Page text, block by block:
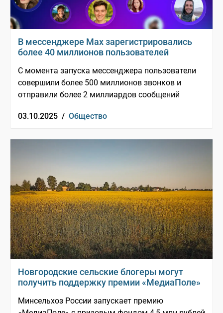
В мессенджере Мах зарегистрировались
более 40 миллионов пользователей
С момента запуска мессенджера пользователи
совершили более 500 миллионов звонков и
отправили более 2 миллиардов сообщений
03.10.2025 / Общество
Новгородские сельские блогеры могут
получить поддержку премии «МедиаПоле»
Минсельхоз России запускает премию